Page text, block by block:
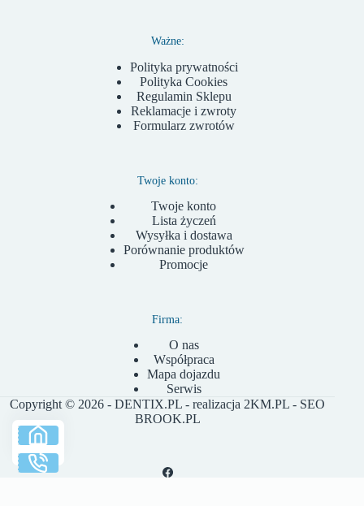
Ważne:
Polityka prywatności
Polityka Cookies
Regulamin Sklepu
Reklamacje i zwroty
Formularz zwrotów
Twoje konto:
Twoje konto
Lista życzeń
Wysyłka i dostawa
Porównanie produktów
Promocje
Firma:
O nas
Współpraca
Mapa dojazdu
Serwis
Copyright © 2026 - DENTIX.PL - realizacja 2KM.PL - SEO
BROOK.PL